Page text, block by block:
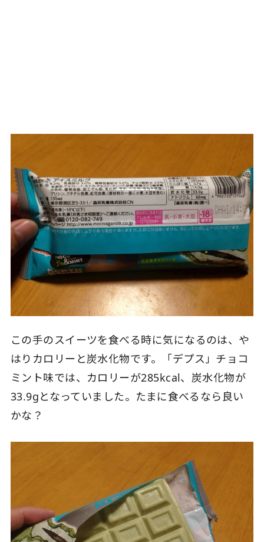
この手のスイーツを食べる時に気になるのは、や
はりカロリーと炭水化物です。「デプス」チョコ
ミント味では、カロリーが285kcal、炭水化物が
33.9gとなっていました。たまに食べるなら良い
かな？